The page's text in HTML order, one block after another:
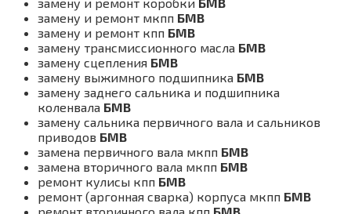
замену и ремонт мкпп БМВ
замену и ремонт кпп БМВ
замену трансмиссионного масла БМВ
замену сцепления БМВ
замену выжимного подшипника БМВ
замену заднего сальника и подшипника
коленвала БМВ
замену сальника первичного вала и сальников
приводов БМВ
замена первичного вала мкпп БМВ
замена вторичного вала мкпп БМВ
ремонт кулисы кпп БМВ
ремонт (аргонная сварка) корпуса мкпп БМВ